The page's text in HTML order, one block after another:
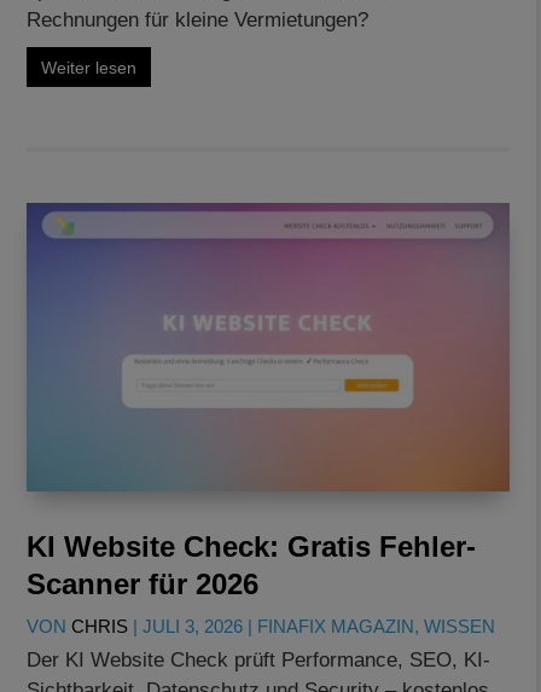
Rechnungen für kleine Vermietungen?
Weiter lesen
KI Website Check: Gratis Fehler-
Scanner für 2026
VONCHRIS |JULI 3, 2026 | FINAFIX MAGAZIN,WISSEN
Der KI Website Check prüft Performance, SEO, KI-